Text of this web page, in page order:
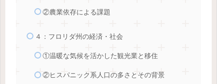
②農業依存による課題
４：フロリダ州の経済・社会
①温暖な気候を活かした観光業と移住
②ヒスパニック系人口の多さとその背景